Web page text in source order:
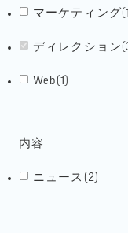
マーケティング (1
ディレクション (
Web (1 )
内容
ニュース ( 2)